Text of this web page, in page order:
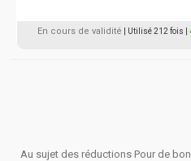
En cours de validité | Utilisé 212 fois
Au sujet des réductions Pour de bon